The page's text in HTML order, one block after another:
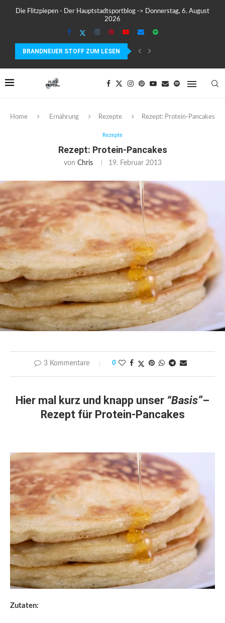
Die Flitzpiepen - Der Hauptstadtsportblog -> Donnerstag, 6. August
2026
BRANDNEUER STOFF ZUM LESEN
TESTBERICHT: DER GARMIN EDGE 840 IM TEST –...
Home Ernährung Rezepte Rezept: Protein-Pancakes
Rezepte
Rezept: Protein-Pancakes
von Chris 19. Februar 2013
3 Kommentare 0
Hier mal kurz und knapp unser “Basis”–
Rezept für Protein-Pancakes
Zutaten: